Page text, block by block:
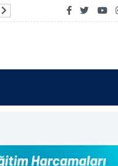
Vakıf Katılım’dan